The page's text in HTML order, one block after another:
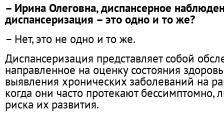
– Ирина Олеговна, диспансерное
диспансеризация – это одно и то же?
– Нет, это не одно и то же.
Диспансеризация представляет собой
направленное на оценку состояния
выявления хронических заболеваний на
когда они часто протекают бессимптомно,
риска их развития.